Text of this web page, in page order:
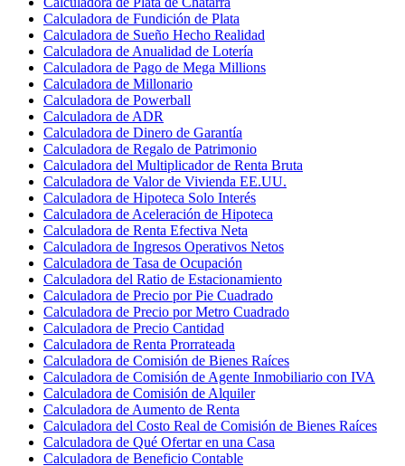
Calculadora de Fundición de Plata
Calculadora de Sueño Hecho Realidad
Calculadora de Anualidad de Lotería
Calculadora de Pago de Mega Millions
Calculadora de Millonario
Calculadora de Powerball
Calculadora de ADR
Calculadora de Dinero de Garantía
Calculadora de Regalo de Patrimonio
Calculadora del Multiplicador de Renta Bruta
Calculadora de Valor de Vivienda EE.UU.
Calculadora de Hipoteca Solo Interés
Calculadora de Aceleración de Hipoteca
Calculadora de Renta Efectiva Neta
Calculadora de Ingresos Operativos Netos
Calculadora de Tasa de Ocupación
Calculadora del Ratio de Estacionamiento
Calculadora de Precio por Pie Cuadrado
Calculadora de Precio por Metro Cuadrado
Calculadora de Precio Cantidad
Calculadora de Renta Prorrateada
Calculadora de Comisión de Bienes Raíces
Calculadora de Comisión de Agente Inmobiliario con IVA
Calculadora de Comisión de Alquiler
Calculadora de Aumento de Renta
Calculadora del Costo Real de Comisión de Bienes Raíces
Calculadora de Qué Ofertar en una Casa
Calculadora de Beneficio Contable